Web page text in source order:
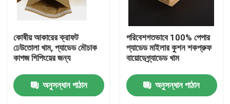
আমাদের সম্পর্কে
কারখানা ভ্রমণ
মান নিয়ন্ত্রণ
কোষীয় আকারের ক্রাফট
ঢেউতোলা খাম, প্যাডেড মৌচাক
কাগজ শিপিংয়ের জন্য
অনুসন্ধান পাঠান
পরিবেশগতভাবে 100% পেপার
প্যাডেড মাইলার কুশন শকপ্রুফ
বায়োডেগ্র্যাডেড খাম
অনুসন্ধান পাঠান